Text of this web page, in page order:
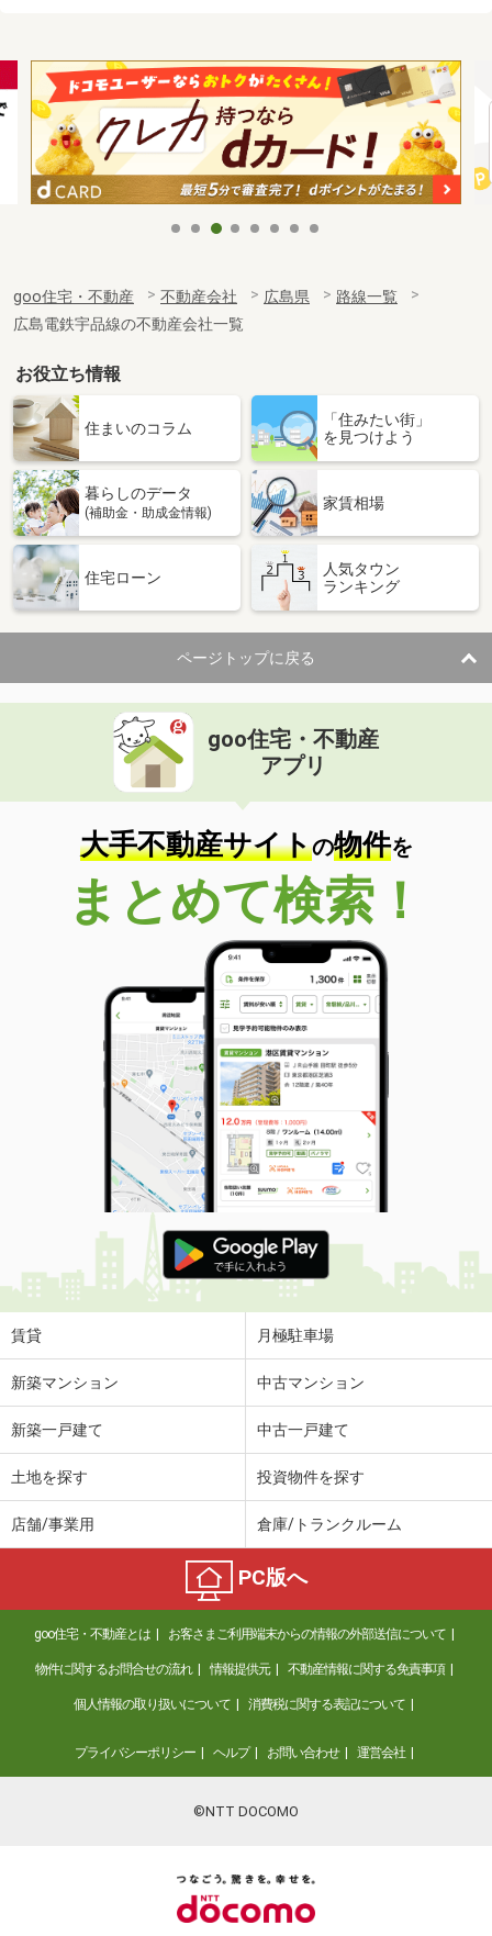
goo住宅・不動産 不動産会社 広島県
路線一覧
広島電鉄宇品線の不動産会社一覧
お役立ち情報
住まいのコラム
「住みたい街」
を見つけよう
暮らしのデータ
(補助金・助成金情報)
家賃相場
住宅ローン
人気タウン
ランキング
ページトップに戻る
goo住宅・不動産
アプリ
大手不動産サイトの物件を
まとめて検索！
賃貸 月極駐車場
新築マンション 中古マンション
新築一戸建て 中古一戸建て
土地を探す 投資物件を探す
店舗/事業用 倉庫/トランクルーム
PC版へ
goo住宅・不動産とは お客さまご利用端末からの情報の外部送信について
物件に関するお問合せの流れ 情報提供元 不動産情報に関する免責事項
個人情報の取り扱いについて 消費税に関する表記について
プライバシーポリシー ヘルプ お問い合わせ 運営会社
©NTT DOCOMO